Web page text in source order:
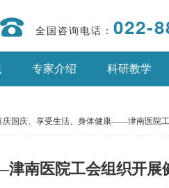
全国咨询电话： 022-
专家介绍 科研教学
庆国庆、享受生活、身体健康——津南医院
南医院工会组织开展